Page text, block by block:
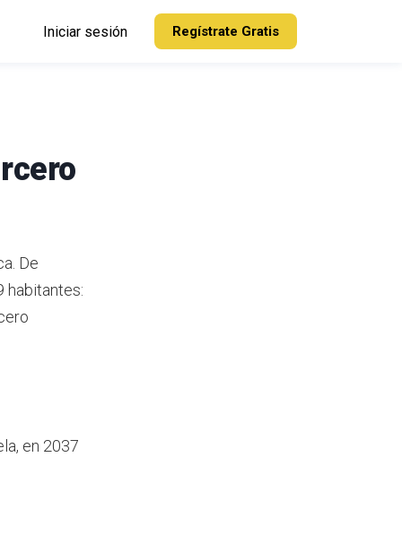
Iniciar sesión Regístrate Gratis
De
habitantes:
en 2037